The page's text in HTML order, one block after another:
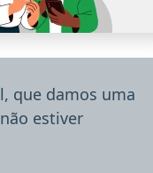
que damos uma
estiver